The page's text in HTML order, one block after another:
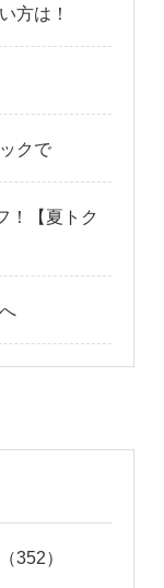
方は！
クで
！【夏トク
352）